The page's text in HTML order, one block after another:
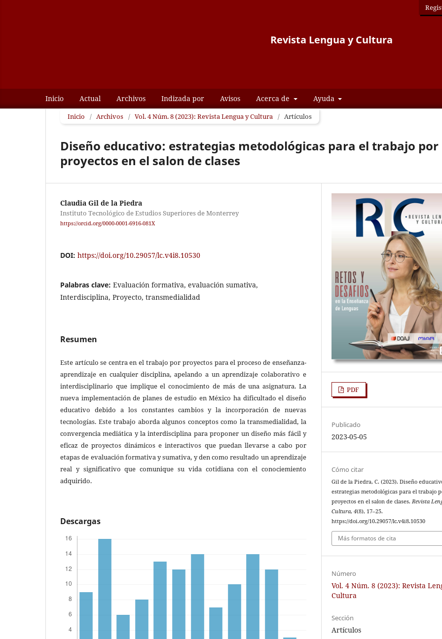
Revista Lengua y Cultura
Inicio Actual Archivos Indizada por Avisos Acerca de Ayuda
Inicio / Archivos / Vol. 4 Núm. 8 (2023): Revista Lengua y Cultura / Artículos
Diseño educativo: estrategias metodológicas para el trabajo por
proyectos en el salon de clases
Claudia Gil de la Piedra
Instituto Tecnológico de Estudios Superiores de Monterrey
https://orcid.org/0000-0001-6916-081X
DOI: https://doi.org/10.29057/lc.v4i8.10530
Palabras clave: Evaluación formativa, evaluación sumativa,
Interdisciplina, Proyecto, transmedialidad
Resumen
Este artículo se centra en el trabajo por proyectos para el proceso de enseñanza-
aprendizaje en cualquier disciplina, apelando a un aprendizaje colaborativo e
interdisciplinario que implique el conocimiento de más de una asignatura. La
nueva implementación de planes de estudio en México ha dificultado el diseño
educativo debido a los constantes cambios y la incorporación de nuevas
tecnologías. Este trabajo aborda algunos conceptos como la transmedialidad, la
convergencia mediática y la interdisciplina para proponer un diseño más fácil y
eficaz de proyectos dinámicos e interactivos que puedan llevarse a cabo por
etapas de evaluación formativa y sumativa, y den como resultado un aprendizaje
real y significativo que comunique su vida cotidiana con el conociemiento
adquirido.
Descargas
PDF
Publicado
2023-05-05
Cómo citar
Gil de la Piedra, C. (2023). Diseño
estrategias metodológicas para el trabajo
proyectos en el salon de clases. Revista
Cultura,4(8), 17–25.
https://doi.org/10.29057/lc.v4i8.10530
Más formatos de cita
Número
Vol. 4 Núm. 8 (2023): Revista
Cultura
Sección
Artículos